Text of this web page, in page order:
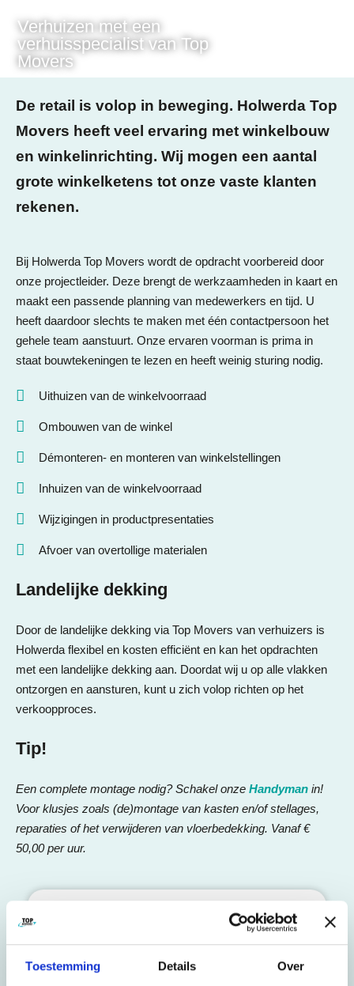
Toestemming Details Over
Verhuizen met een
verhuisspecialist van Top
Movers
De retail is volop in beweging. Holwerda Top
Movers heeft veel ervaring met winkelbouw
en winkelinrichting. Wij mogen een aantal
grote winkelketens tot onze vaste klanten
rekenen.
Bij Holwerda Top Movers wordt de opdracht voorbereid door
onze projectleider. Deze brengt de werkzaamheden in kaart en
maakt een passende planning van medewerkers en tijd. U
heeft daardoor slechts te maken met één contactpersoon het
gehele team aanstuurt. Onze ervaren voorman is prima in
staat bouwtekeningen te lezen en heeft weinig sturing nodig.
Uithuizen van de winkelvoorraad
Ombouwen van de winkel
Démonteren- en monteren van winkelstellingen
Inhuizen van de winkelvoorraad
Wijzigingen in productpresentaties
Afvoer van overtollige materialen
Landelijke dekking
Door de landelijke dekking via Top Movers van verhuizers is
Holwerda flexibel en kosten efficiënt en kan het opdrachten
met een landelijke dekking aan. Doordat wij u op alle vlakken
ontzorgen en aansturen, kunt u zich volop richten op het
verkoopproces.
Tip!
Een complete montage nodig? Schakel onze Handyman in!
Voor klusjes zoals (de)montage van kasten en/of stellages,
reparaties of het verwijderen van vloerbedekking. Vanaf €
50,00 per uur.
Meer informatie over Winkelbouw